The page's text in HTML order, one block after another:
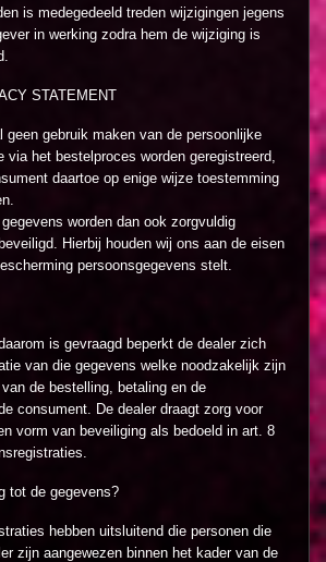
is medegedeeld treden wijzigingen jegens
in werking zodra hem de wijziging is
STATEMENT
geen gebruik maken van de persoonlijke
via het bestelproces worden geregistreerd,
daartoe op enige wijze toestemming
worden dan ook zorgvuldig
Hierbij houden wij ons aan de eisen
persoonsgegevens stelt.
is gevraagd beperkt de dealer zich
van die gegevens welke noodzakelijk zijn
de bestelling, betaling en de
consument. De dealer draagt zorg voor
vorm van beveiliging als bedoeld in art. 8
tot de gegevens?
hebben uitsluitend die personen die
zijn aangewezen binnen het kader van de